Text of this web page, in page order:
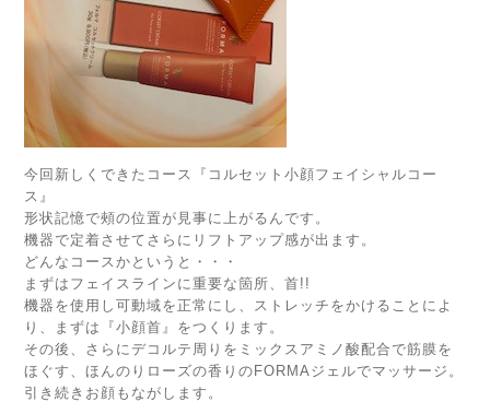
今回新しくできたコース『コルセット小顔フェイシャルコー
ス』
形状記憶で頰の位置が見事に上がるんです。
機器で定着させてさらにリフトアップ感が出ます。
どんなコースかというと・・・
まずはフェイスラインに重要な箇所、首!!
機器を使用し可動域を正常にし、ストレッチをかけることによ
り、まずは『小顔首』をつくります。
その後、さらにデコルテ周りをミックスアミノ酸配合で筋膜を
ほぐす、ほんのりローズの香りのFORMAジェルでマッサージ。
引き続きお顔もながします。